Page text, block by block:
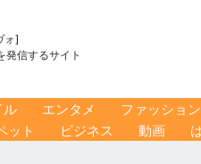
ォ]
発信するサイト
ル エンタメ ファッション
ット ビジネス 動画